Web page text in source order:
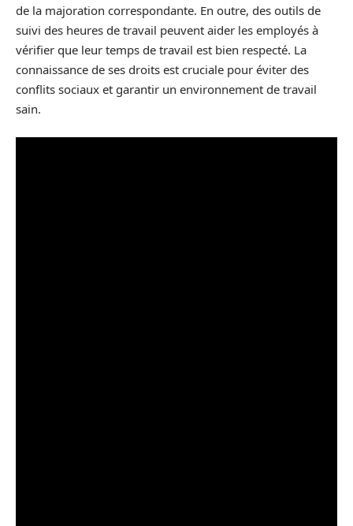
de la majoration correspondante. En outre, des outils de
suivi des heures de travail peuvent aider les employés à
vérifier que leur temps de travail est bien respecté. La
connaissance de ses droits est cruciale pour éviter des
conflits sociaux et garantir un environnement de travail
sain.